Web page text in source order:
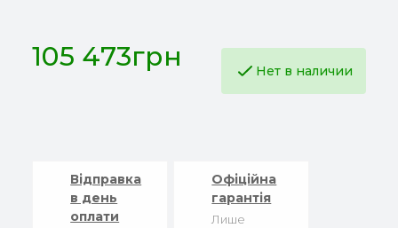
105 473грн Нет в наличии
Відправка
в день
оплати
Офіційна
гарантія
Лише